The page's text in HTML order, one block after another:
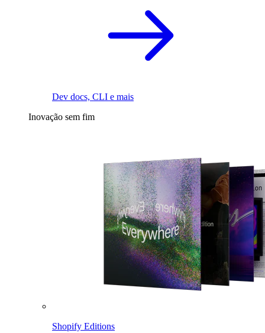
Dev docs, CLI e mais
Inovação sem fim
Shopify Editions